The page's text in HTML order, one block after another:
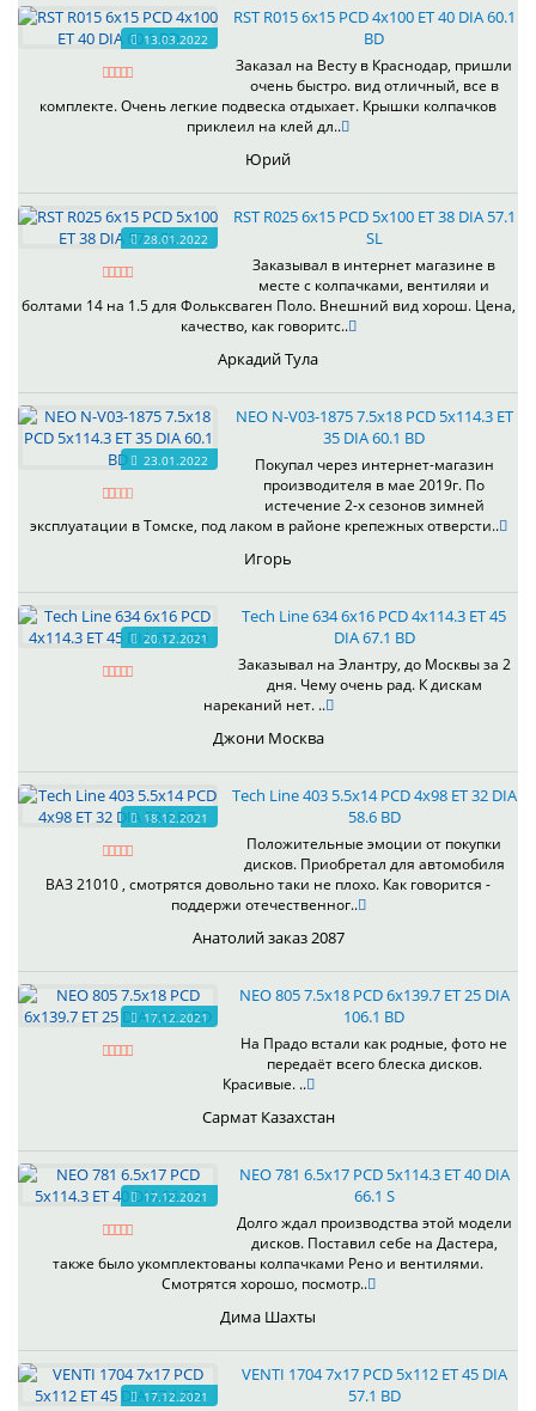
13.03.2022
RST R015 6x15 PCD 4x100 ET 40 DIA 60.1
BD
Заказал на Весту в Краснодар, пришли
очень быстро. вид отличный, все в
комплекте. Очень легкие подвеска отдыхает. Крышки колпачков
приклеил на клей дл..
Юрий
28.01.2022
RST R025 6x15 PCD 5x100 ET 38 DIA 57.1
SL
Заказывал в интернет магазине в
месте с колпачками, вентиляи и
болтами 14 на 1.5 для Фольксваген Поло. Внешний вид хорош. Цена,
качество, как говоритс..
Аркадий Тула
23.01.2022
NEO N-V03-1875 7.5x18 PCD 5x114.3 ET
35 DIA 60.1 BD
Покупал через интернет-магазин
производителя в мае 2019г. По
истечение 2-х сезонов зимней
эксплуатации в Томске, под лаком в районе крепежных отверсти..
Игорь
20.12.2021
Tech Line 634 6x16 PCD 4x114.3 ET 45
DIA 67.1 BD
Заказывал на Элантру, до Москвы за 2
дня. Чему очень рад. К дискам
нареканий нет. ..
Джони Москва
18.12.2021
Tech Line 403 5.5x14 PCD 4x98 ET 32 DIA
58.6 BD
Положительные эмоции от покупки
дисков. Приобретал для автомобиля
ВАЗ 21010 , смотрятся довольно таки не плохо. Как говорится -
поддержи отечественног..
Анатолий заказ 2087
17.12.2021
NEO 805 7.5x18 PCD 6x139.7 ET 25 DIA
106.1 BD
На Прадо встали как родные, фото не
передаёт всего блеска дисков.
Красивые. ..
Сармат Казахстан
17.12.2021
NEO 781 6.5x17 PCD 5x114.3 ET 40 DIA
66.1 S
Долго ждал производства этой модели
дисков. Поставил себе на Дастера,
также было укомплектованы колпачками Рено и вентилями.
Смотрятся хорошо, посмотр..
Дима Шахты
17.12.2021
VENTI 1704 7x17 PCD 5x112 ET 45 DIA
57.1 BD